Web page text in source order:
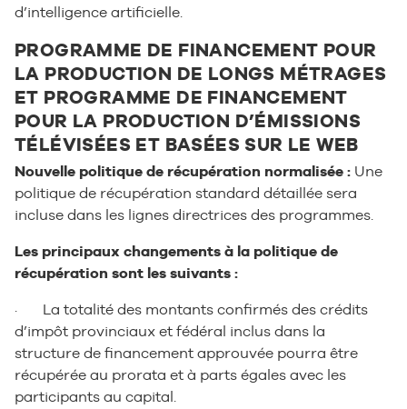
d’intelligence artificielle.
PROGRAMME DE FINANCEMENT POUR
LA PRODUCTION DE LONGS MÉTRAGES
ET PROGRAMME DE FINANCEMENT
POUR LA PRODUCTION D’ÉMISSIONS
TÉLÉVISÉES ET BASÉES SUR LE WEB
Nouvelle politique de récupération normalisée : Une
politique de récupération standard détaillée sera
incluse dans les lignes directrices des programmes.
Les principaux changements à la politique de
récupération sont les suivants :
· La totalité des montants confirmés des crédits
d’impôt provinciaux et fédéral inclus dans la
structure de financement approuvée pourra être
récupérée au prorata et à parts égales avec les
participants au capital.